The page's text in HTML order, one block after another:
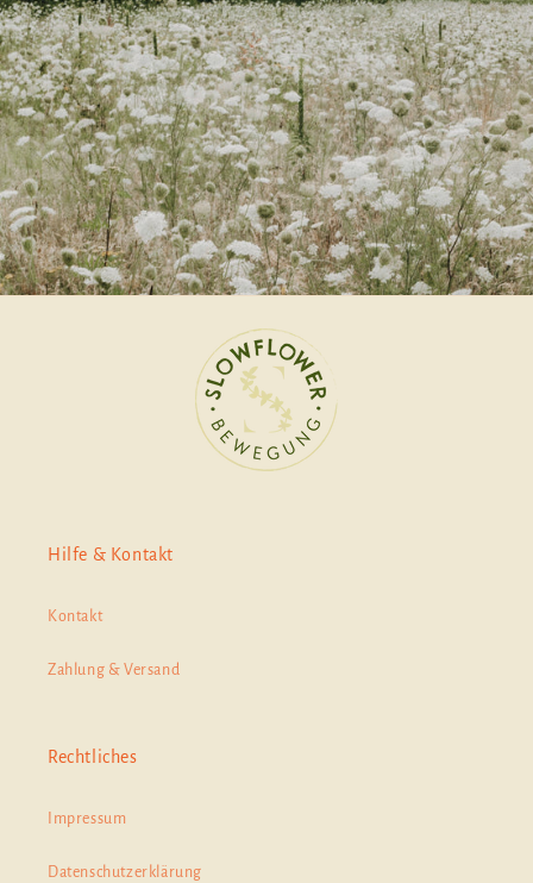
Hilfe & Kontakt
Kontakt
Zahlung & Versand
Rechtliches
Impressum
Datenschutzerklärung